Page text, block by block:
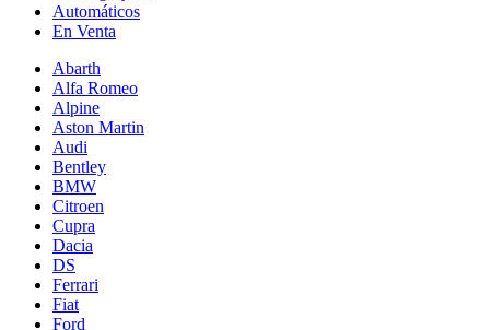
Automáticos
En Venta
Abarth
Alfa Romeo
Alpine
Aston Martin
Audi
Bentley
BMW
Citroen
Cupra
Dacia
DS
Ferrari
Fiat
Ford